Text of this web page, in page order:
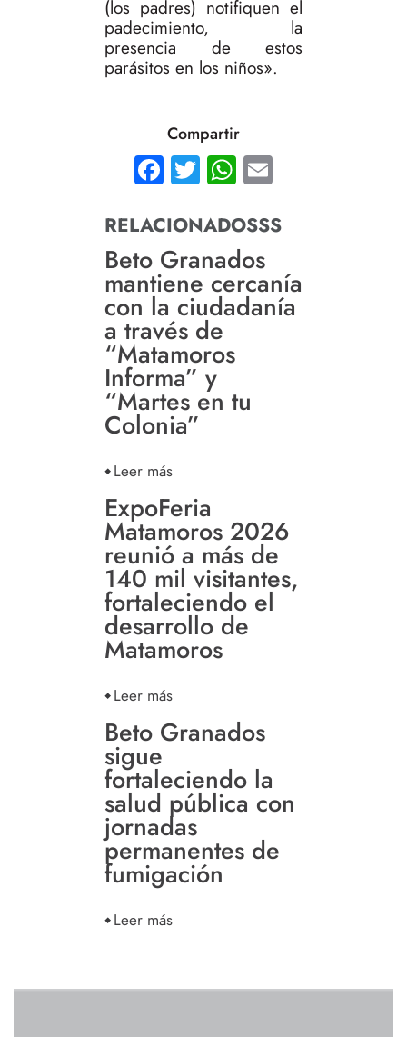
(los padres) notifiquen el
padecimiento, la
presencia de estos
parásitos en los niños».
Compartir
Facebook
TwitterWhatsApp
RELACIONADOSSS
Beto Granados
mantiene cercanía
con la ciudadanía
a través de
“Matamoros
Informa” y
“Martes en tu
Colonia”
Leer más
ExpoFeria
Matamoros 2026
reunió a más de
140 mil visitantes,
fortaleciendo el
desarrollo de
Matamoros
Leer más
Beto Granados
sigue
fortaleciendo la
salud pública con
jornadas
permanentes de
fumigación
Leer más